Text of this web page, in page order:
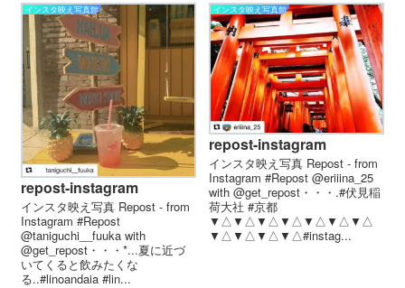
インスタ映え写真館
repost-instagram
インスタ映え写真 Repost - from
Instagram #Repost
@taniguchi__fuuka with
@get_repost・・・*...夏に近づ
いてくると飲みたくな
る..#linoandaia #lin...
インスタ映え写真館
repost-instagram
インスタ映え写真 Repost - from
Instagram #Repost @eriiina_25
with @get_repost・・・.#伏見稲
荷大社 #京都
▼△▼△▼△▼△▼△▼△▼△
▼△▼△▼△▼△ #instag...